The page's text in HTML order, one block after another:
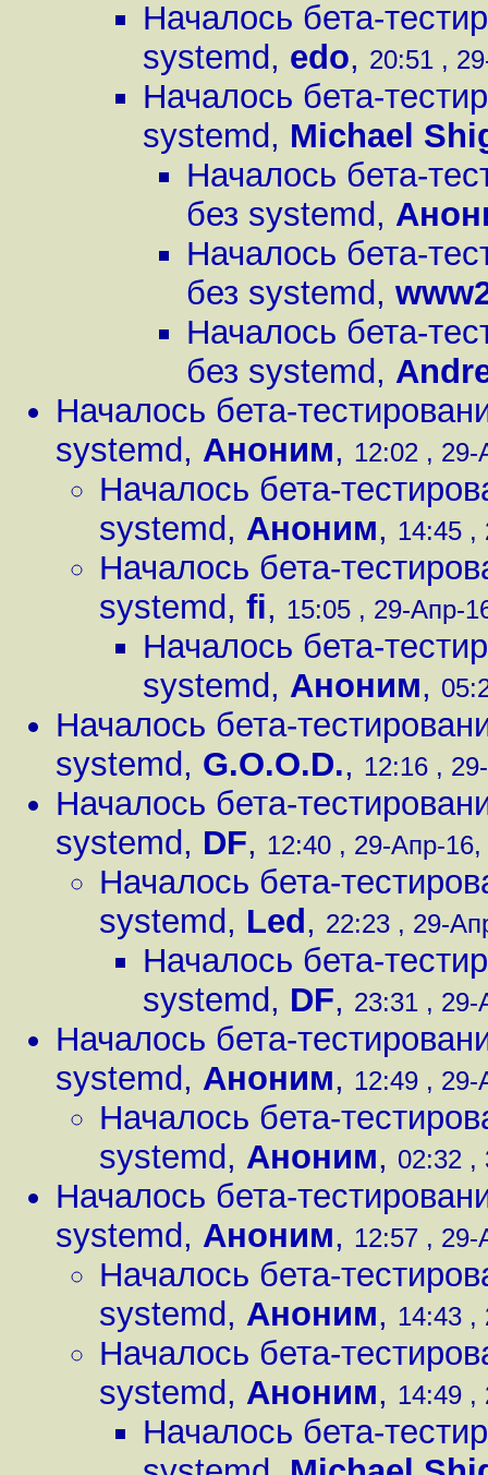
Началось бета-
systemd, edo, 20:51 ,
Началось бета-
systemd, Michael
Началось бета-
без systemd,
Началось бета-
без systemd,
Началось бета-
без systemd,
Началось бета-
systemd, Аноним, 12:02 , 29-
Началось бета-
systemd, Аноним, 14:45 ,
Началось бета-
systemd, fi, 15:05 , 29-Апр-
Началось бета-
systemd, Аноним,
Началось бета-
systemd, G.O.O.D., 12:16 ,
Началось бета-
systemd, DF, 12:40 , 29-Апр-16,
Началось бета-
systemd, Led , 22:23 , 29-
Началось бета-
systemd, DF, 23:31 , 29-
Началось бета-
systemd, Аноним, 12:49 , 29-
Началось бета-
systemd, Аноним, 02:32 ,
Началось бета-
systemd, Аноним, 12:57 , 29-
Началось бета-
systemd, Аноним, 14:43 ,
Началось бета-
systemd, Аноним, 14:49 ,
Началось бета-